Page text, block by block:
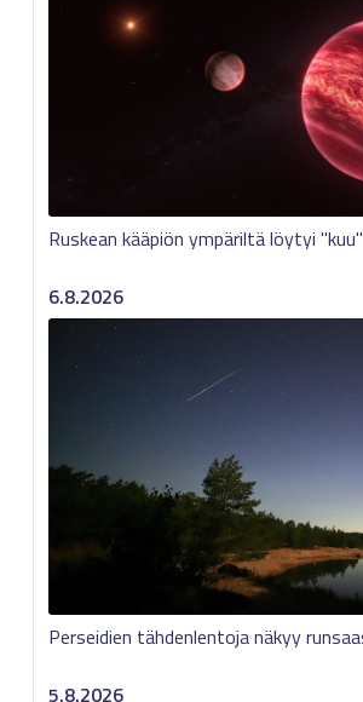
Ruskean kääpiön ympäriltä löytyi "kuu"
6.8.2026
Perseidien tähdenlentoja näkyy
5.8.2026